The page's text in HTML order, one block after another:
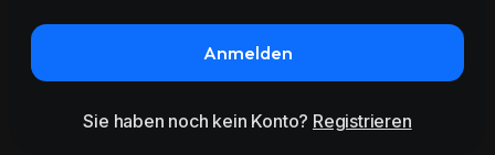
Anmelden
Sie haben noch kein Konto? Registrieren